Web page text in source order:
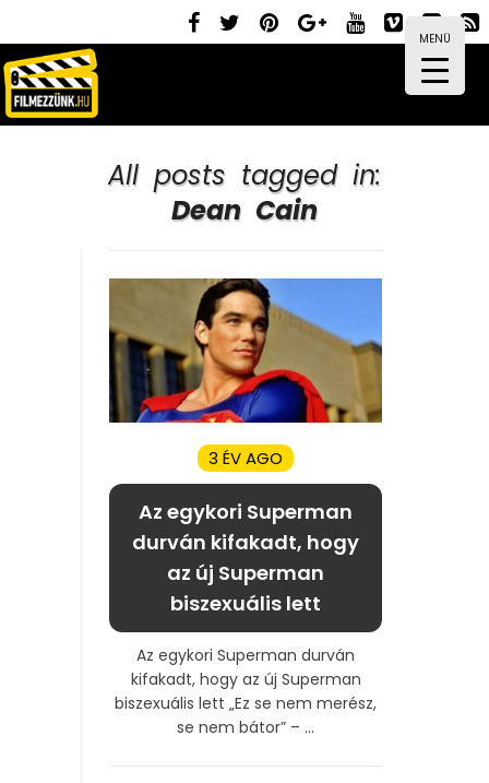
MENÜ
All posts tagged in:
Dean Cain
3 ÉV AGO
Az egykori Superman
durván kifakadt, hogy
az új Superman
biszexuális lett
Az egykori Superman durván
kifakadt, hogy az új Superman
biszexuális lett „Ez se nem merész,
se nem bátor” – ...